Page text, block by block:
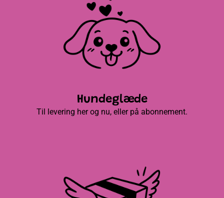
Hundeglæde
Til levering her og nu, eller på abonnement.